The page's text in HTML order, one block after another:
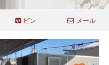
ピン メール